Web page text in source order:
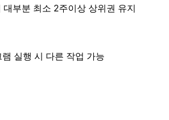
대부분 최소 2주이상 상위권 유지
램 실행 시 다른 작업 가능